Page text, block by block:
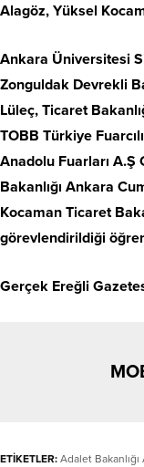
Alagöz, Yüksel
Ankara Üniversitesi
Zonguldak Devrekli
Lüleç, Ticaret
TOBB Türkiye
Anadolu Fuarları
Bakanlığı Ankara
Kocaman Ticaret
görevlendirildiği
Gerçek Ereğli
ETİKETLER: Adalet